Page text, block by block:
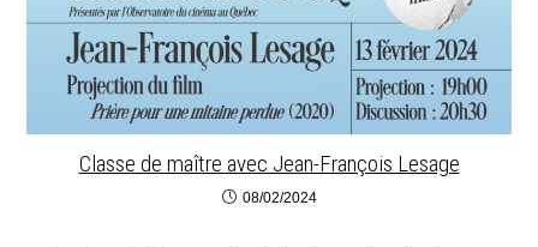
Classe de maître avec Jean-François Lesage
08/02/2024